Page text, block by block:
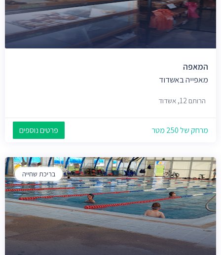
המאפה
מאפייה באשדוד
הרותם 12, אשדוד
מרחק של 250 מטר פרטים נוספים
בריכת שחייה